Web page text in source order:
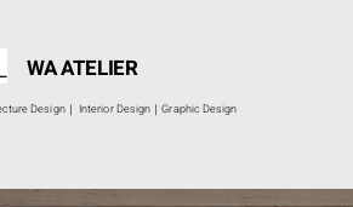
WA ATELIER
Design｜ Interior Design｜Graphic Design